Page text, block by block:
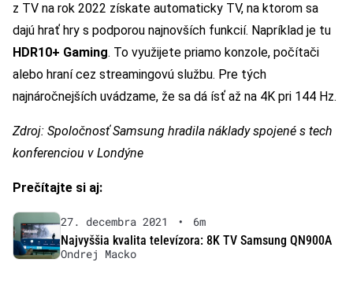
z TV na rok 2022 získate automaticky TV, na ktorom sa
dajú hrať hry s podporou najnovších funkcií. Napríklad je tu
HDR10+ Gaming. To využijete priamo konzole, počítači
alebo hraní cez streamingovú službu. Pre tých
najnáročnejších uvádzame, že sa dá ísť až na 4K pri 144 Hz.
Zdroj: Spoločnosť Samsung hradila náklady spojené s tech
konferenciou v Londýne
Prečítajte si aj:
27. decembra 2021 •
6m
Najvyššia kvalita televízora: 8K TV Samsung QN900A
Ondrej Macko